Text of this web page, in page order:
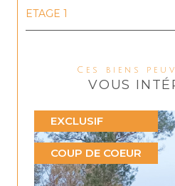
ETAGE 1
Ces biens
VOUS
EXCLUSIF
COUP DE COEUR